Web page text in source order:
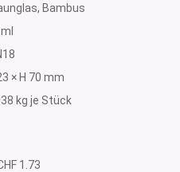
Bambus
× H 70 mm
kg je Stück
1.73